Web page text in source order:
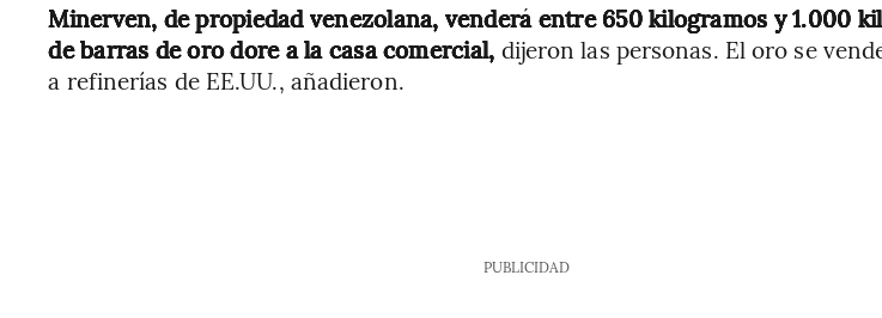
Minerven, de propiedad venezolana, venderá entre 650 kilogramos y 1.000
de barras de oro dore a la casa comercial, dijeron las personas. El oro se
a refinerías de EE.UU., añadieron.
PUBLICIDAD